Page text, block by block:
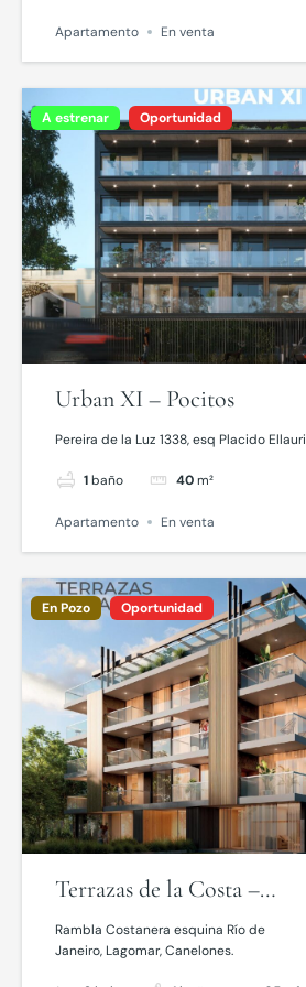
Apartamento En venta
A estrenar Oportunidad
Urban XI – Pocitos
Pereira de la Luz 1338, esq Placido Ellauri
1baño 40m²
Apartamento En venta
En Pozo Oportunidad
Terrazas de la Costa –
Lagomar
Rambla Costanera esquina Río de
Janeiro, Lagomar, Canelones.